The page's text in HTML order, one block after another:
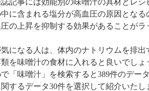
記事には効能別の味噌汁の具材とレシ
に含まれる塩分が高血圧の原因となる
の上昇を抑制する効果があることが
になる人は、体内のナトリウムを排出
を味噌汁の食材に入れると良いでしょ
で「味噌汁」を検索すると389件のデー
するデータ30件を選択して紹介いたし